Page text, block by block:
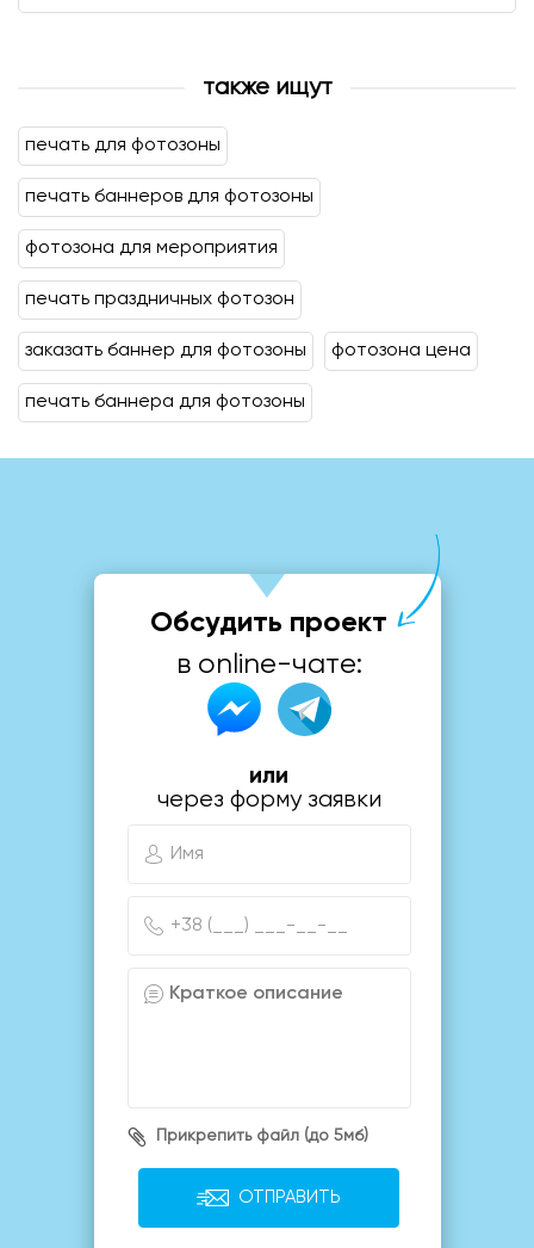
также ищут
печать для фотозоны
печать баннеров для фотозоны
фотозона для мероприятия
печать праздничных фотозон
заказать баннер для фотозоны фотозона цена
печать баннера для фотозоны
Обсудить проект
в online-чате:
или
через форму заявки
Прикрепить файл (до 5мб)
ОТПРАВИТЬ